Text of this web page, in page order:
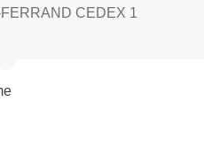
CEDEX 1